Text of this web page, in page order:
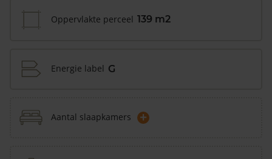
Oppervlakte perceel 139 m2
Energie label G
Aantal slaapkamers +